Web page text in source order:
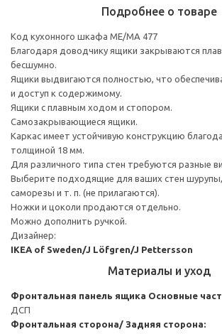
Подробнее о товаре
Код кухонного шкафа ME/MA 477
Благодаря доводчику ящики закрываются
бесшумно.
Ящики выдвигаются полностью, что
и доступ к содержимому.
Ящики с плавным ходом и стопором.
Самозакрывающиеся ящики.
Каркас имеет устойчивую конструкцию
толщиной 18 мм.
Для различного типа стен требуются разные
Выберите подходящие для ваших стен
саморезы и т. п. (не прилагаются).
Ножки и цоколи продаются отдельно.
Можно дополнить ручкой.
Дизайнер:
IKEA of Sweden/J Löfgren/J Pettersson
Материалы и уход
Фронтальная панель ящика Основные
ДСП
Фронтальная сторона/ Задняя сторона: